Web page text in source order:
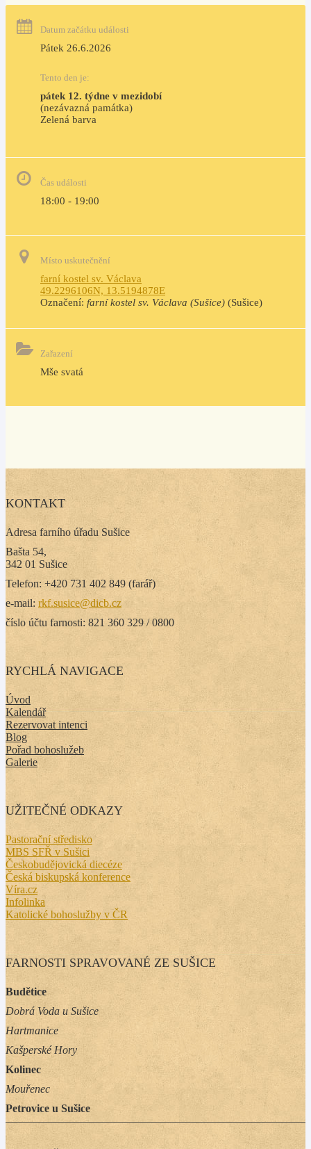
Datum začátku události
Pátek 26.6.2026
Tento den je:
pátek 12. týdne v mezidobí
(nezávazná památka)
Zelená barva
Čas události
18:00 - 19:00
Místo uskutečnění
farní kostel sv. Václava
49.2296106N, 13.5194878E
Označení: farní kostel sv. Václava (Sušice) (Sušice)
Zařazení
Mše svatá
KONTAKT
Adresa farního úřadu Sušice
Bašta 54,
342 01 Sušice
Telefon: +420 731 402 849 (farář)
e-mail: rkf.susice@dicb.cz
číslo účtu farnosti: 821 360 329 / 0800
RYCHLÁ NAVIGACE
Úvod
Kalendář
Rezervovat intenci
Blog
Pořad bohoslužeb
Galerie
UŽITEČNÉ ODKAZY
Pastorační středisko
MBS SFŘ v Sušici
Českobudějovická diecéze
Česká biskupská konference
Víra.cz
Infolinka
Katolické bohoslužby v ČR
FARNOSTI SPRAVOVANÉ ZE SUŠICE
Budětice
Dobrá Voda u Sušice
Hartmanice
Kašperské Hory
Kolinec
Mouřenec
Petrovice u Sušice